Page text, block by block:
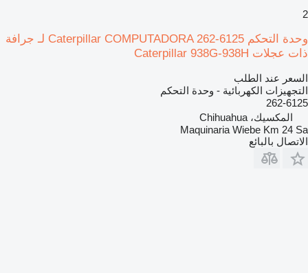
2
وحدة التحكم Caterpillar COMPUTADORA 262-6125 لـ جرافة
ذات عجلات Caterpillar 938G-938H
السعر عند الطلب
التجهيزات الكهربائية - وحدة التحكم
262-6125
المكسيك، Chihuahua
Maquinaria Wiebe Km 24 Sa
الاتصال بالبائع